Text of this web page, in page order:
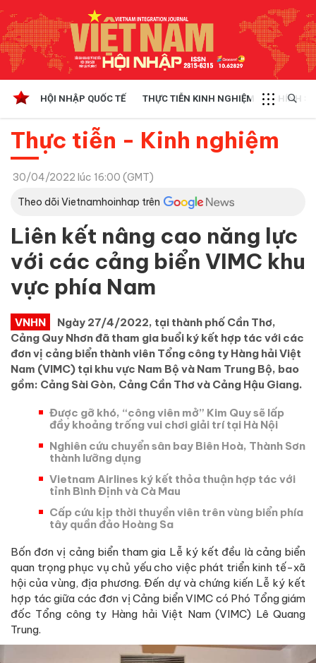
HỘI NHẬP QUỐC TẾ THỰC TIỄN KINH NGHIỆM CHÍNH
Thực tiễn - Kinh nghiệm
30/04/2022 lúc 16:00 (GMT)
Theo dõi Vietnamhoinhap trên
Liên kết nâng cao năng lực
với các cảng biển VIMC khu
vực phía Nam
VNHN
Ngày 27/4/2022, tại thành phố Cần Thơ,
Cảng Quy Nhơn đã tham gia buổi ký kết hợp tác với các
đơn vị cảng biển thành viên Tổng công ty Hàng hải Việt
Nam (VIMC) tại khu vực Nam Bộ và Nam Trung Bộ, bao
gồm: Cảng Sài Gòn, Cảng Cần Thơ và Cảng Hậu Giang.
Được gỡ khó, “công viên mở” Kim Quy sẽ lấp
đầy khoảng trống vui chơi giải trí tại Hà Nội
Nghiên cứu chuyển sân bay Biên Hoà, Thành Sơn
thành lưỡng dụng
Vietnam Airlines ký kết thỏa thuận hợp tác với
tỉnh Bình Định và Cà Mau
Cấp cứu kịp thời thuyền viên trên vùng biển phía
tây quần đảo Hoàng Sa
Bốn đơn vị cảng biển tham gia Lễ ký kết đều là cảng biển
quan trọng phục vụ chủ yếu cho việc phát triển kinh tế-xã
hội của vùng, địa phương. Đến dự và chứng kiến Lễ ký kết
hợp tác giữa các đơn vị Cảng biển VIMC có Phó Tổng giám
đốc Tổng công ty Hàng hải Việt Nam (VIMC) Lê Quang
Trung.